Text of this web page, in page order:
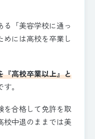
る「美容学校に通っ
には高校を卒業し
『高校卒業以上』と
。
を合格して免許を取
校中退のままでは美